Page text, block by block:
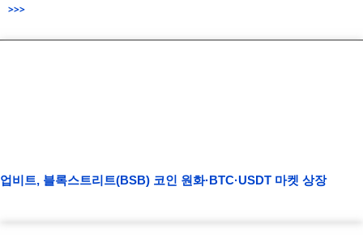
>>>
업비트, 블록스트리트(BSB) 코인 원화·BTC·USDT 마켓 상장